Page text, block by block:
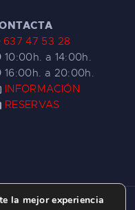
637 47 53 28
10:00h. a 14:00h.
16:00h. a 20:00h.
INFORMACIÓN
RESERVAS
la mejor experiencia